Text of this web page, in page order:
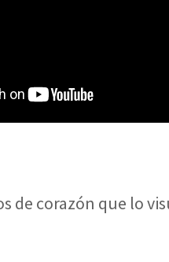
de corazón que lo